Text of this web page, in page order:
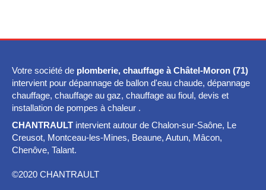
Votre société de plomberie, chauffage à Châtel-Moron (71)
intervient pour dépannage de ballon d'eau chaude, dépannage
chauffage, chauffage au gaz, chauffage au fioul, devis et
installation de pompes à chaleur .
CHANTRAULT intervient autour de Chalon-sur-Saône, Le
Creusot, Montceau-les-Mines, Beaune, Autun, Mâcon,
Chenôve, Talant.
©2020 CHANTRAULT